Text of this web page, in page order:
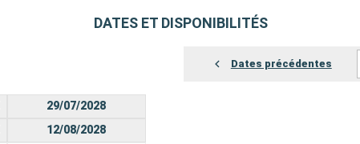
DATES ET DISPONIBILITÉS
Dates précédentes
29/07/2028
12/08/2028